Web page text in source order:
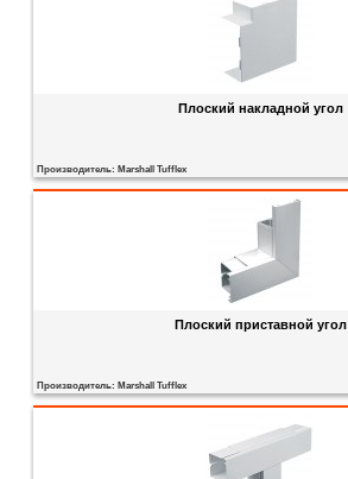
Плоский накладной угол
Производитель: Marshall Tufflex
Плоский приставной угол
Производитель: Marshall Tufflex